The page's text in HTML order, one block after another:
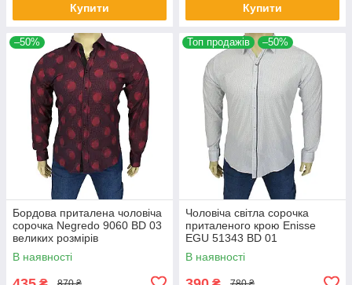
Купити Купити
–50%
Бордова приталена чоловіча
сорочка Negredo 9060 BD 03
великих розмірів
В наявності
Топ продажів –50%
Чоловіча світла сорочка
приталеного крою Еnisse
EGU 51343 BD 01
В наявності